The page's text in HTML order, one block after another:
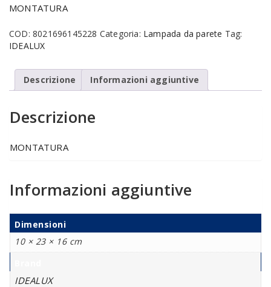
MONTATURA
COD: 8021696145228 Categoria: Lampada da parete Tag:
IDEALUX
Descrizione Informazioni aggiuntive
Descrizione
MONTATURA
Informazioni aggiuntive
Dimensioni
10 × 23 × 16 cm
IDEALUX